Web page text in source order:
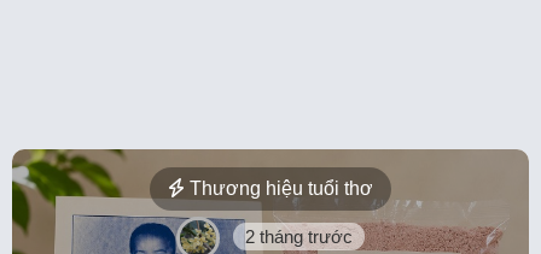
Thương hiệu tuổi thơ
2 tháng trước